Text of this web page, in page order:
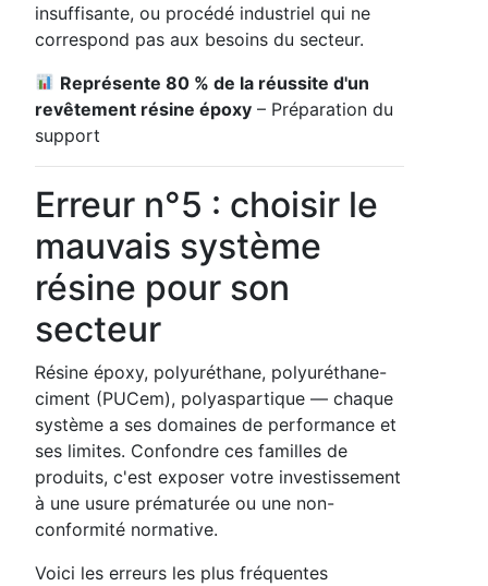
insuffisante, ou procédé industriel qui ne
correspond pas aux besoins du secteur.
Représente 80 % de la réussite d'un
revêtement résine époxy – Préparation du
support
Erreur n°5 : choisir le
mauvais système
résine pour son
secteur
Résine époxy, polyuréthane, polyuréthane-
ciment (PUCem), polyaspartique — chaque
système a ses domaines de performance et
ses limites. Confondre ces familles de
produits, c'est exposer votre investissement
à une usure prématurée ou une non-
conformité normative.
Voici les erreurs les plus fréquentes